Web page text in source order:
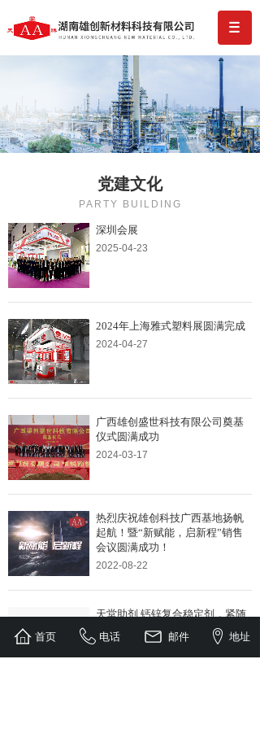
党建文化
PARTY BUILDING
深圳会展
2025-04-23
2024年上海雅式塑料展圆满完成
2024-04-27
广西雄创盛世科技有限公司奠基
仪式圆满成功
2024-03-17
热烈庆祝雄创科技广西基地扬帆
起航！暨“新赋能，启新程”销售
会议圆满成功！
2022-08-22
天堂助剂,钙锌复合稳定剂，紧随
环保新趋势
复合稳定剂是化工行业中应用......
首页 电话 邮件 地址